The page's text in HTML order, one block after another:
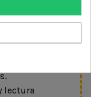
mini.
lectura